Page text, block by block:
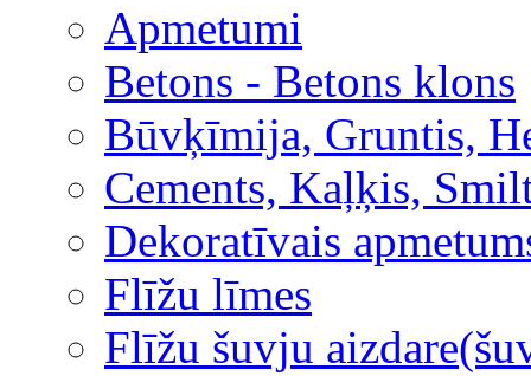
Apmetumi
Betons - Betons klons
Būvķīmija, Gruntis,
Cements, Kaļķis,
Dekoratīvais
Flīžu līmes
Flīžu šuvju